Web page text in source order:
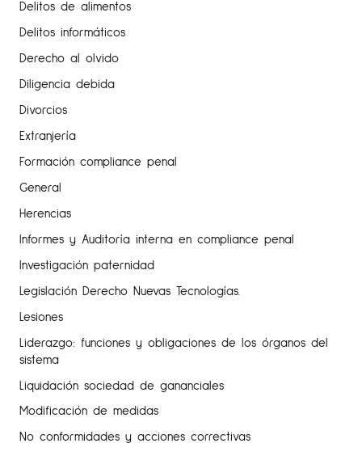
Delitos de alimentos
Delitos informáticos
Derecho al olvido
Diligencia debida
Divorcios
Extranjería
Formación compliance penal
General
Herencias
Informes y Auditoría interna en compliance penal
Investigación paternidad
Legislación Derecho Nuevas Tecnologías.
Lesiones
Liderazgo: funciones y obligaciones de los órganos del
sistema
Liquidación sociedad de gananciales
Modificación de medidas
No conformidades y acciones correctivas